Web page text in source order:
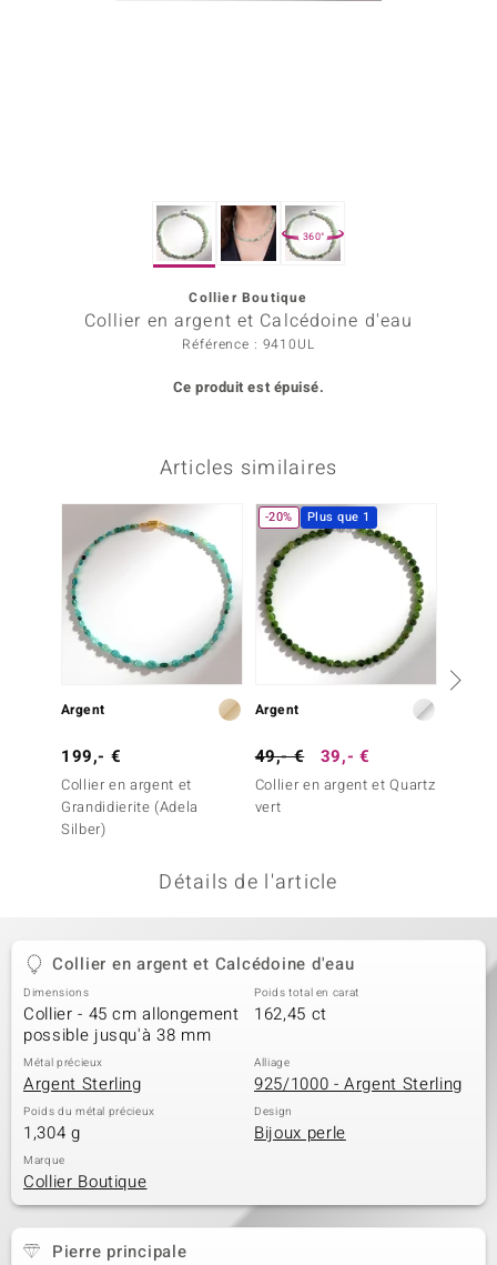
Collection
360°
Collier Boutique
Collier en argent et Calcédoine d'eau
Référence : 9410UL
Ce produit est épuisé.
Articles similaires
Argent
199,- €
Collier en argent et
Grandidierite (Adela
Silber)
-20% Plus que 1
Argent
49,- € 39,- €
Collier en argent et Quartz
vert
Détails de l'article
Collier en argent et Calcédoine d'eau
Dimensions
Collier - 45 cm allongement
possible jusqu'à 38 mm
Poids total en carat
162,45 ct
Métal précieux
Argent Sterling
Alliage
925/1000 - Argent Sterling
Poids du métal précieux
1,304 g
Design
Bijoux perle
Marque
Collier Boutique
Pierre principale